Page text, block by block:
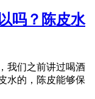
吗？陈皮水
我们之前讲过喝酒
水的，陈皮能够保